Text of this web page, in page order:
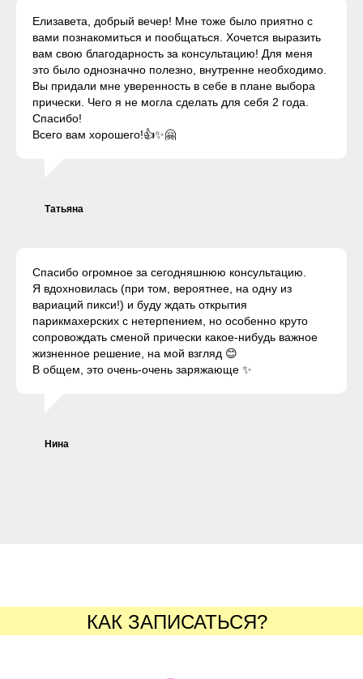
Елизавета, добрый вечер! Мне тоже было приятно с
вами познакомиться и пообщаться. Хочется выразить
вам свою благодарность за консультацию! Для меня
это было однозначно полезно, внутренне необходимо.
Вы придали мне уверенность в себе в плане выбора
прически. Чего я не могла сделать для себя 2 года.
Спасибо!
Всего вам хорошего!👍✨🤗
Татьяна
Спасибо огромное за сегодняшнюю консультацию.
Я вдохновилась (при том, вероятнее, на одну из
вариаций пикси!) и буду ждать открытия
парикмахерских с нетерпением, но особенно круто
сопровождать сменой прически какое-нибудь важное
жизненное решение, на мой взгляд 😊
В общем, это очень-очень заряжающе ✨
Нина
КАК ЗАПИСАТЬСЯ?